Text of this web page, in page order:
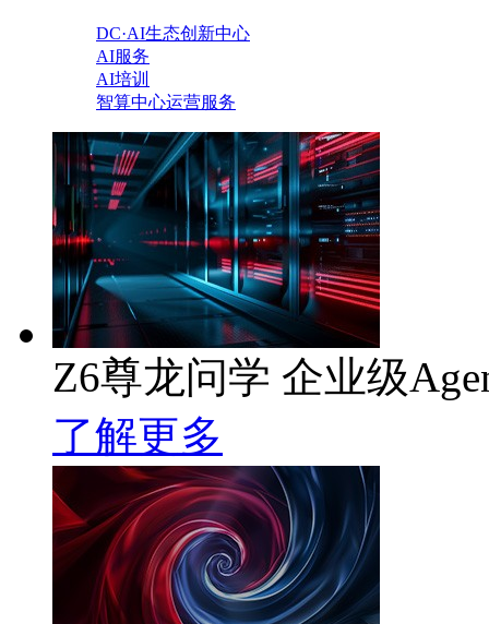
DC·AI生态创新中心
AI服务
AI培训
智算中心运营服务
Z6尊龙问学 企业级
了解更多